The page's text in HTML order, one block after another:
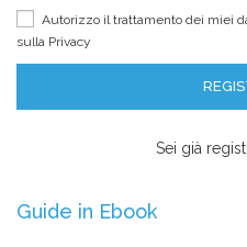
Autorizzo il trattamento dei miei
sulla Privacy
Sei già
Guide in Ebook